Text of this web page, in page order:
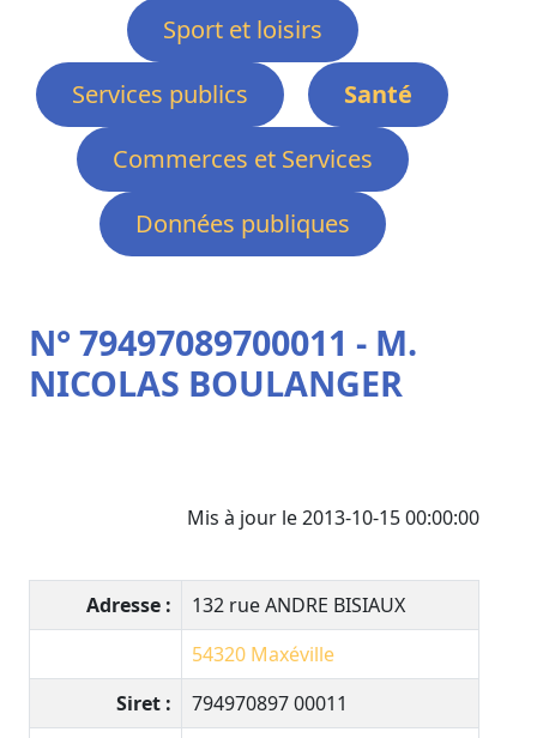
Sport et loisirs
Services publics
Santé
Commerces et Services
Données publiques
N° 79497089700011 - M.
NICOLAS BOULANGER
Mis à jour le 2013-10-15 00:00:00
Adresse :
132 rue ANDRE BISIAUX
54320 Maxéville
Siret :
794970897 00011